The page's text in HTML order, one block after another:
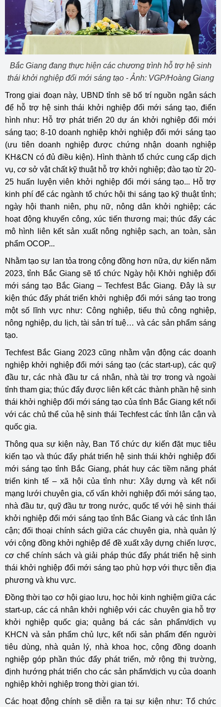
Bắc Giang đang thực hiện các chương trình hỗ trợ hệ sinh
thái khởi nghiệp đổi mới sáng tạo - Ảnh: VGP/Hoàng Giang
Trong giai đoạn này, UBND tỉnh sẽ bố trí nguồn ngân sách
để hỗ trợ hệ sinh thái khởi nghiệp đổi mới sáng tạo, điển
hình như: Hỗ trợ phát triển 20 dự án khởi nghiệp đổi mới
sáng tạo; 8-10 doanh nghiệp khởi nghiệp đổi mới sáng tạo
(ưu tiên doanh nghiệp được chứng nhận doanh nghiệp
KH&CN có đủ điều kiện). Hình thành tổ chức cung cấp dịch
vụ, cơ sở vật chất kỹ thuật hỗ trợ khởi nghiệp; đào tạo từ 20-
25 huấn luyện viên khởi nghiệp đổi mới sáng tạo... Hỗ trợ
kinh phí để các ngành tổ chức hội thi sáng tạo kỹ thuật tỉnh;
ngày hội thanh niên, phụ nữ, nông dân khởi nghiệp; các
hoạt động khuyến công, xúc tiến thương mại; thúc đẩy các
mô hình liên kết sản xuất nông nghiệp sạch, an toàn, sản
phẩm OCOP...
Nhằm tạo sự lan tỏa trong cộng đồng hơn nữa, dự kiến năm
2023, tỉnh Bắc Giang sẽ tổ chức Ngày hội Khởi nghiệp đổi
mới sáng tạo Bắc Giang – Techfest Bắc Giang. Đây là sự
kiện thúc đẩy phát triển khởi nghiệp đổi mới sáng tạo trong
một số lĩnh vực như: Công nghiệp, tiểu thủ công nghiệp,
nông nghiệp, du lịch, tài sản trí tuệ… và các sản phẩm sáng
tạo.
Techfest Bắc Giang 2023 cũng nhằm vận động các doanh
nghiệp khởi nghiệp đổi mới sáng tạo (các start-up), các quỹ
đầu tư, các nhà đầu tư cá nhân, nhà tài trợ trong và ngoài
tỉnh tham gia; thúc đẩy được liên kết các thành phần hệ sinh
thái khởi nghiệp đổi mới sáng tạo của tỉnh Bắc Giang kết nối
với các chủ thể của hệ sinh thái Techfest các tỉnh lân cận và
quốc gia.
Thông qua sự kiện này, Ban Tổ chức dự kiến đặt mục tiêu
kiến tạo và thúc đẩy phát triển hệ sinh thái khởi nghiệp đổi
mới sáng tạo tỉnh Bắc Giang, phát huy các tiềm năng phát
triển kinh tế – xã hội của tỉnh như: Xây dựng và kết nối
mạng lưới chuyên gia, cố vấn khởi nghiệp đổi mới sáng tạo,
nhà đầu tư, quỹ đầu tư trong nước, quốc tế với hệ sinh thái
khởi nghiệp đổi mới sáng tạo tỉnh Bắc Giang và các tỉnh lân
cận; đối thoại chính sách giữa các chuyên gia, nhà quản lý
với cộng đồng khởi nghiệp để đề xuất xây dựng chiến lược,
cơ chế chính sách và giải pháp thúc đẩy phát triển hệ sinh
thái khởi nghiệp đổi mới sáng tạo phù hợp với thực tiễn địa
phương và khu vực.
Đồng thời tạo cơ hội giao lưu, học hỏi kinh nghiệm giữa các
start-up, các cá nhân khởi nghiệp với các chuyên gia hỗ trợ
khởi nghiệp quốc gia; quảng bá các sản phẩm/dịch vụ
KHCN và sản phẩm chủ lực, kết nối sản phẩm đến người
tiêu dùng, nhà quản lý, nhà khoa học, cộng đồng doanh
nghiệp góp phần thúc đẩy phát triển, mở rộng thị trường,
định hướng phát triển cho các sản phẩm/dịch vụ của doanh
nghiệp khởi nghiệp trong thời gian tới.
Các hoạt động chính sẽ diễn ra tại sự kiện như: Tổ chức